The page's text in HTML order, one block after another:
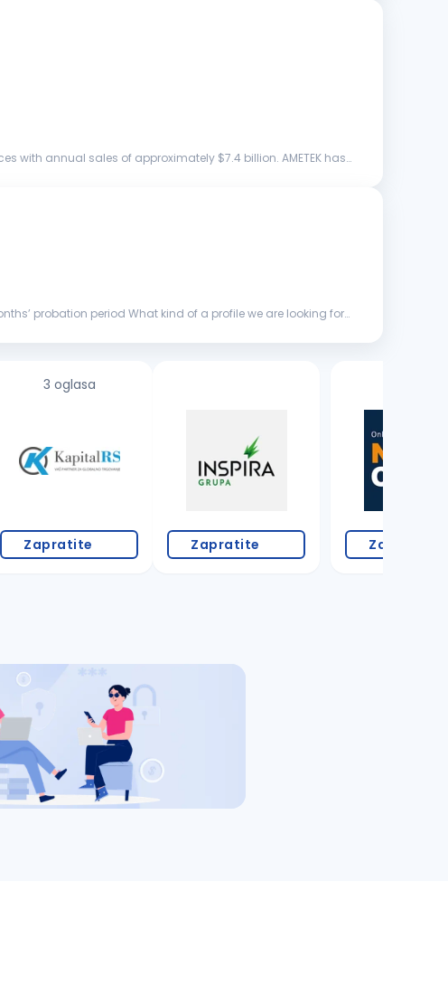
with annual sales of approximately $7.4 billion. AMETEK has
probation period What kind of a profile we are looking for?
3 oglasa
Zapratite Zapratite Zapratite